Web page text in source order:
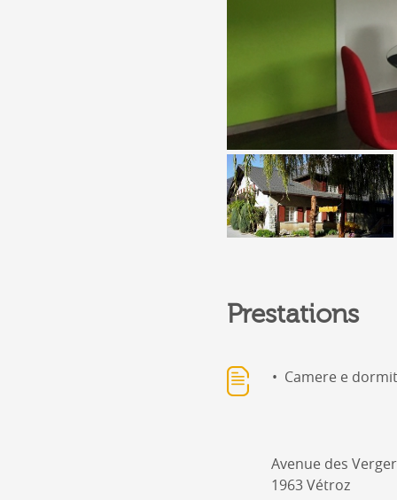
Prestations
Camere e
Avenue des
1963 Vétroz